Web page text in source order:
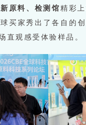
原料、检测馆精彩
球买家秀出了各自的
直观感受体验样品。